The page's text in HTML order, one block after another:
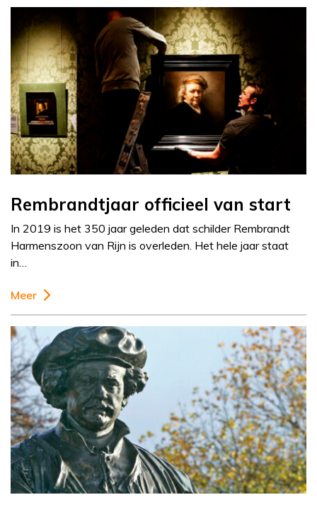
Rembrandtjaar officieel van start
In 2019 is het 350 jaar geleden dat schilder Rembrandt
Harmenszoon van Rijn is overleden. Het hele jaar staat
in…
Meer